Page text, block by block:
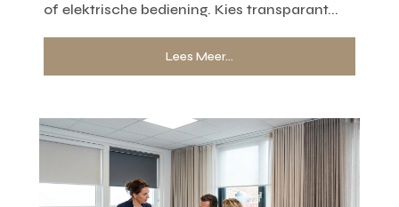
of elektrische bediening. Kies transparant...
Lees Meer...